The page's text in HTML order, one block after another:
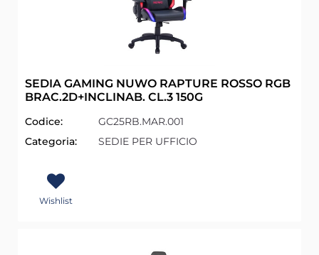
SEDIA GAMING NUWO RAPTURE ROSSO RGB
BRAC.2D+INCLINAB. CL.3 150G
Codice:
GC25RB.MAR.001
Categoria:
SEDIE PER UFFICIO
Wishlist